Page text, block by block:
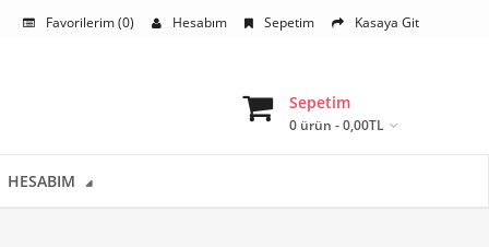
Favorilerim (0) Hesabım Sepetim Kasaya Git
Sepetim
0 ürün - 0,00TL
HESABIM